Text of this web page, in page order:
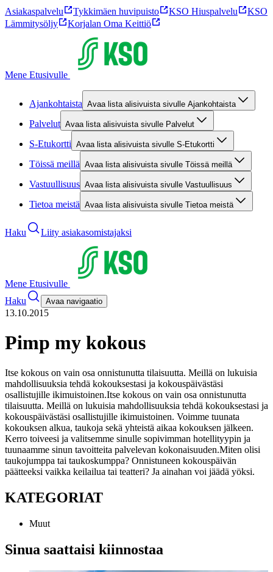
Asiakaspalvelu Tykkimäen huvipuisto KSO Hiuspalvelu
KSO
Lämmitysöljy
Korjalan Oma Keittiö
Mene Etusivulle
Ajankohtaista Avaa lista alisivuista sivulle Ajankohtaista
Palvelut Avaa lista alisivuista sivulle Palvelut
S-Etukortti Avaa lista alisivuista sivulle S-Etukortti
Töissä meillä Avaa lista alisivuista sivulle Töissä meillä
Vastuullisuus Avaa lista alisivuista sivulle Vastuullisuus
Tietoa meistä Avaa lista alisivuista sivulle Tietoa meistä
Haku Liity asiakasomistajaksi
Mene Etusivulle
Haku
Avaa navigaatio
13.10.2015
Pimp my kokous
Itse kokous on vain osa onnistunutta tilaisuutta. Meillä on lukuisia
mahdollisuuksia tehdä kokouksestasi ja kokouspäivästäsi
osallistujille ikimuistoinen.Itse kokous on vain osa onnistunutta
tilaisuutta. Meillä on lukuisia mahdollisuuksia tehdä kokouksestasi ja
kokouspäivästäsi osallistujille ikimuistoinen. Voimme tuunata
kokouksen alkua, taukoja sekä yhteistä aikaa kokouksen jälkeen.
Kerro toiveesi ja valitsemme sinulle sopivimman hotellityypin ja
tuunaamme sinun tavoitteita palvelevan kokonaisuuden.Miten olisi
taukojumppa tai taukoskumppa? Onnistuneen kokouspäivän
päätteeksi vaikka keilailua tai teatteri? Ja ainahan voi jäädä yöksi.
KATEGORIAT
Muut
Sinua saattaisi kiinnostaa